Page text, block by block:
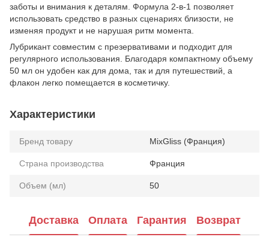
заботы и внимания к деталям. Формула 2-в-1 позволяет
использовать средство в разных сценариях близости, не
изменяя продукт и не нарушая ритм момента.
Лубрикант совместим с презервативами и подходит для
регулярного использования. Благодаря компактному объему
50 мл он удобен как для дома, так и для путешествий, а
флакон легко помещается в косметичку.
Характеристики
Бренд товару MixGliss (Франция)
Страна производства Франция
Объем (мл) 50
Доставка Оплата Гарантия Возврат